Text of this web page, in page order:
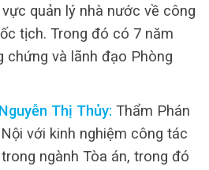
quản lý nhà nước về công
tịch. Trong đó có 7 năm
chứng và lãnh đạo Phòng
Thị Thủy: Thẩm Phán
với kinh nghiệm công tác
ngành Tòa án, trong đó